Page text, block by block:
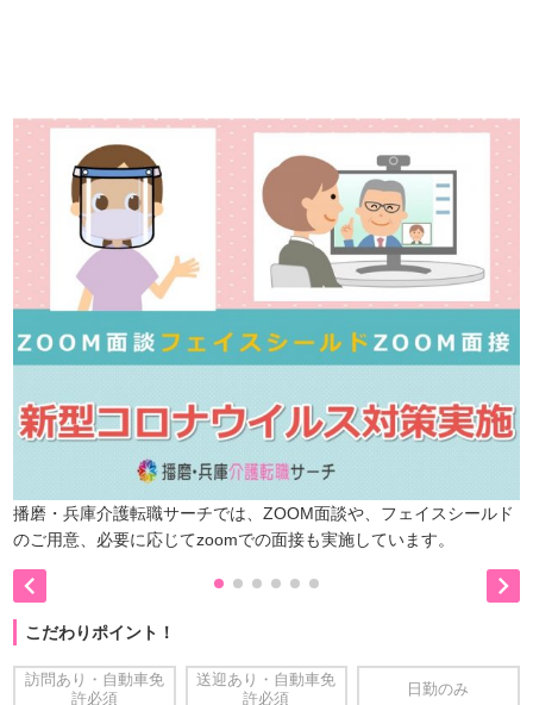
播磨・兵庫介護転職サーチでは、ZOOM面談や、フェイスシールド
のご用意、必要に応じてzoomでの面接も実施しています。
 
こだわりポイント！
訪問あり・自動車免
許必須
送迎あり・自動車免
許必須
日勤のみ